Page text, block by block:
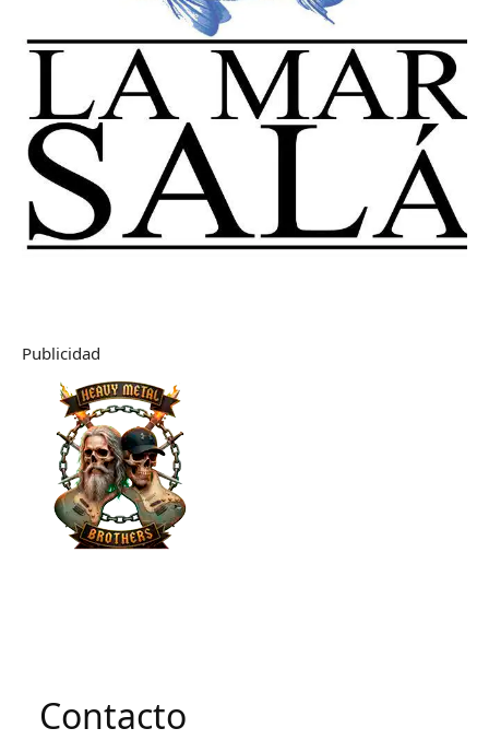
Publicidad
Contacto